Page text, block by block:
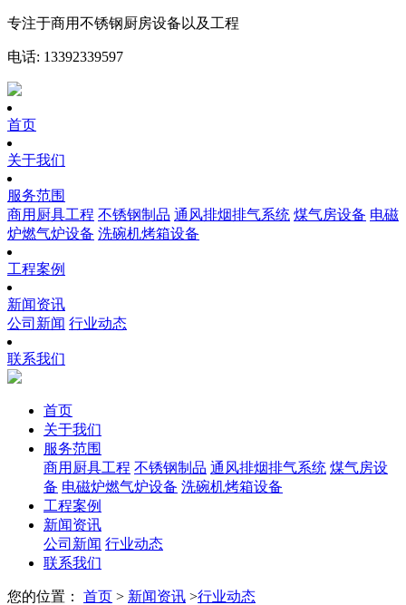
专注于商用不锈钢厨房设备以及工程
电话: 13392339597
首页
关于我们
服务范围
商用厨具工程 不锈钢制品 通风排烟排气系统 煤气房设备 电磁
炉燃气炉设备 洗碗机烤箱设备
工程案例
新闻资讯
公司新闻 行业动态
联系我们
首页
关于我们
服务范围
商用厨具工程 不锈钢制品 通风排烟排气系统 煤气房设
备 电磁炉燃气炉设备 洗碗机烤箱设备
工程案例
新闻资讯
公司新闻 行业动态
联系我们
您的位置： 首页 > 新闻资讯 >行业动态